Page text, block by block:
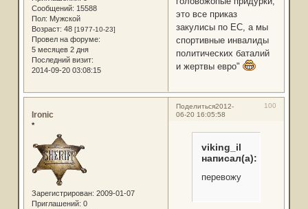
Сообщений: 15588
Пол: Мужской
Возраст: 48 [1977-10-23]
Провел на форуме:
5 месяцев 2 дня
Последний визит:
2014-09-20 03:08:15
это все приказ
закулисы по ЕС, а мы
спортивные инвалиды
политических баталий
и жертвы евро"
Поделиться 100
2012-
06-20 16:05:58
Ironic
*
Зарегистрирован: 2009-01-07
Приглашений: 0
viking_il
написал(а):
перевожу